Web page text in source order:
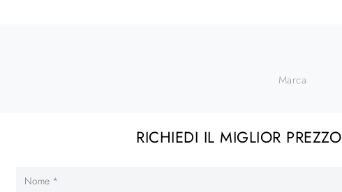
Marca
RICHIEDI IL MIGLIOR PREZZO